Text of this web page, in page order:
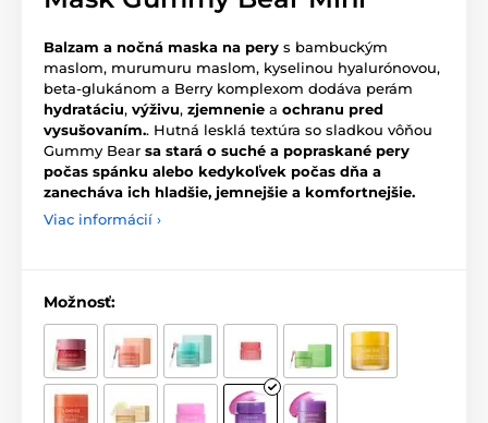
Balzam a nočná maska na pery s bambuckým
maslom, murumuru maslom, kyselinou hyalurónovou,
beta-glukánom a Berry komplexom dodáva perám
hydratáciu, výživu, zjemnenie a ochranu pred
vysušovaním.. Hutná lesklá textúra so sladkou vôňou
Gummy Bear sa stará o suché a popraskané pery
počas spánku alebo kedykoľvek počas dňa a
zanecháva ich hladšie, jemnejšie a komfortnejšie.
Viac informácií ›
Možnosť: